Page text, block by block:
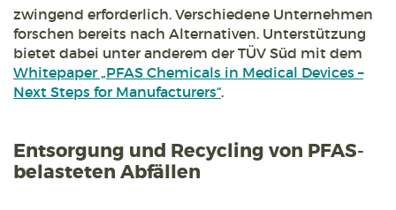
zwingend erforderlich. Verschiedene Unternehmen
forschen bereits nach Alternativen. Unterstützung
bietet dabei unter anderem der TÜV Süd mit dem
Whitepaper „PFAS Chemicals in Medical Devices –
Next Steps for Manufacturers“.
Entsorgung und Recycling von PFAS-
belasteten Abfällen